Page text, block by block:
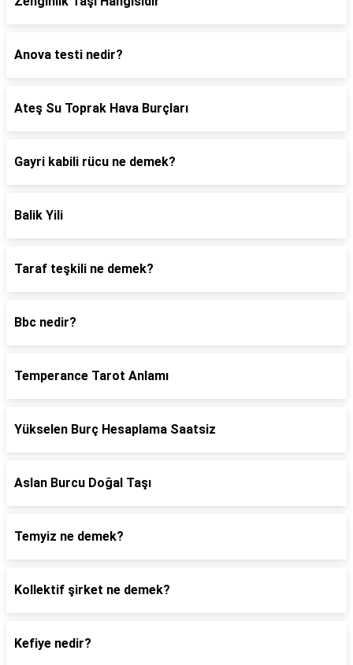
Anova testi nedir?
Ateş Su Toprak Hava Burçları
Gayri kabili rücu ne demek?
Balik Yili
Taraf teşkili ne demek?
Bbc nedir?
Temperance Tarot Anlamı
Yükselen Burç Hesaplama Saatsiz
Aslan Burcu Doğal Taşı
Temyiz ne demek?
Kollektif şirket ne demek?
Kefiye nedir?